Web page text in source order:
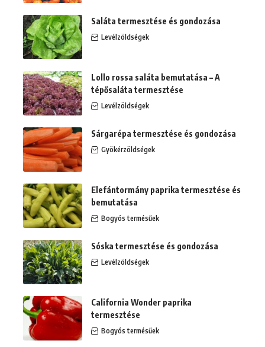
Saláta termesztése és gondozása
Levélzöldségek
Lollo rossa saláta bemutatása – A
tépősaláta termesztése
Levélzöldségek
Sárgarépa termesztése és gondozása
Gyökérzöldségek
Elefántormány paprika termesztése és
bemutatása
Bogyós termésűek
Sóska termesztése és gondozása
Levélzöldségek
California Wonder paprika
termesztése
Bogyós termésűek